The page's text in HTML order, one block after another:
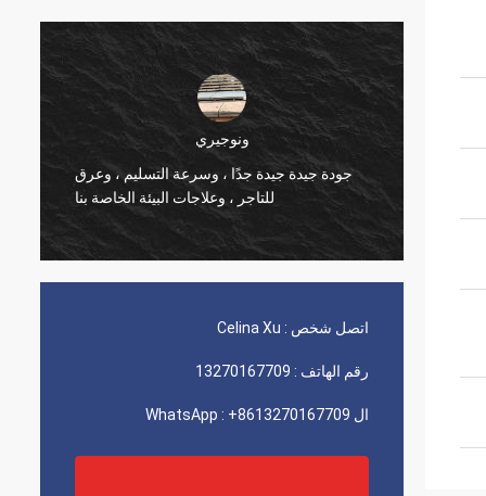
ونوجيري
جودة جيدة جيدة جدًا ، وسرعة التسليم ، وعرق
للتاجر ، وعلاجات البيئة الخاصة بنا
اتصل شخص : Celina Xu
رقم الهاتف : 13270167709
ال WhatsApp : +8613270167709